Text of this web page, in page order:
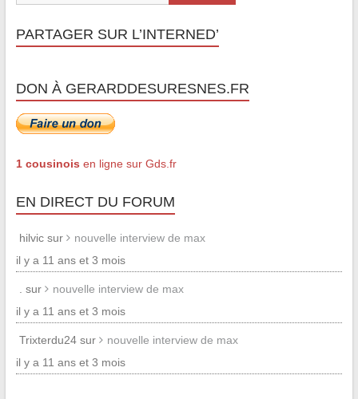
PARTAGER SUR L’INTERNED’
DON À GERARDDESURESNES.FR
1 cousinois en ligne sur Gds.fr
EN DIRECT DU FORUM
hilvic sur
nouvelle interview de max
il y a 11 ans et 3 mois
. sur
nouvelle interview de max
il y a 11 ans et 3 mois
Trixterdu24 sur
nouvelle interview de max
il y a 11 ans et 3 mois